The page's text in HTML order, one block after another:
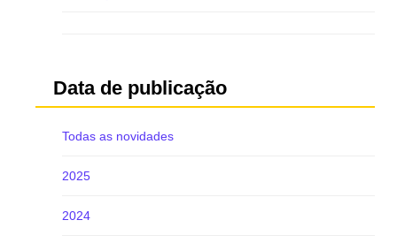
Data de publicação
Todas as novidades
2025
2024